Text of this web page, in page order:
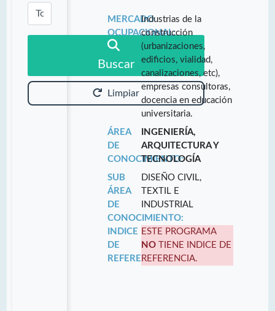
Buscar
Limpiar
MERCADO
OCUPACIONAL:
Industrias de la
construcción
(urbanizaciones,
edificios, vialidad,
canalizaciones, etc),
empresas consultoras,
docencia en educación
universitaria.
ÁREA
DE
CONOCIMIENTO:
INGENIERÍA,
ARQUITECTURA Y
TECNOLOGÍA
SUB
ÁREA
DE
CONOCIMIENTO:
DISEÑO CIVIL,
TEXTIL E
INDUSTRIAL
INDICE
DE
REFERENCIA:
ESTE PROGRAMA
NO TIENE INDICE DE
REFERENCIA.